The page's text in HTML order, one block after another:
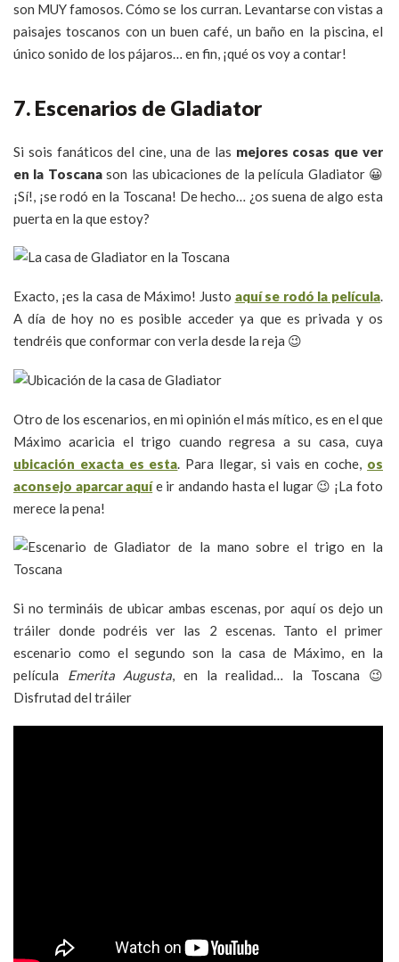
son MUY famosos. Cómo se los curran. Levantarse con vistas a
paisajes toscanos con un buen café, un baño en la piscina, el
único sonido de los pájaros… en fin, ¡qué os voy a contar!
7. Escenarios de Gladiator
Si sois fanáticos del cine, una de las mejores cosas que ver
en la Toscanason las ubicaciones de la película Gladiator 😀
¡Sí!, ¡se rodó en la Toscana! De hecho… ¿os suena de algo esta
puerta en la que estoy?
Exacto, ¡es la casa de Máximo! Justo aquí se rodó la película.
A día de hoy no es posible acceder ya que es privada y os
tendréis que conformar con verla desde la reja 😉
Otro de los escenarios, en mi opinión el más mítico, es en el que
Máximo acaricia el trigo cuando regresa a su casa, cuya
ubicación exacta es esta. Para llegar, si vais en coche, os
aconsejo aparcar aquíe ir andando hasta el lugar 😉 ¡La foto
merece la pena!
Si no termináis de ubicar ambas escenas, por aquí os dejo un
tráiler donde podréis ver las 2 escenas. Tanto el primer
escenario como el segundo son la casa de Máximo, en la
película Emerita Augusta, en la realidad… la Toscana 😉
Disfrutad del tráiler